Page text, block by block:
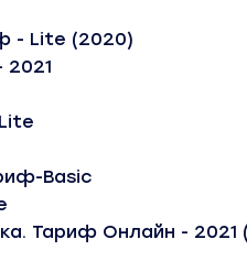
- Lite (2020)
2021
Basic
Тариф Онлайн -